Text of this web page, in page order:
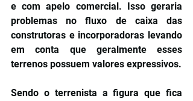
e com apelo comercial. Isso geraria
problemas no fluxo de caixa das
construtoras e incorporadoras levando
em conta que geralmente esses
terrenos possuem valores expressivos.
Sendo o terrenista a figura que fica